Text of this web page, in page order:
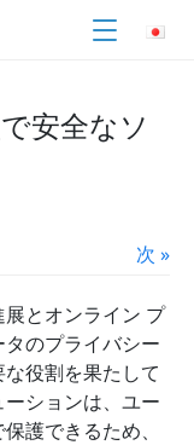
安全なソ
次 »
とオンライン プ
のプライバシー
役割を果たして
ションは、ユー
護できるため、